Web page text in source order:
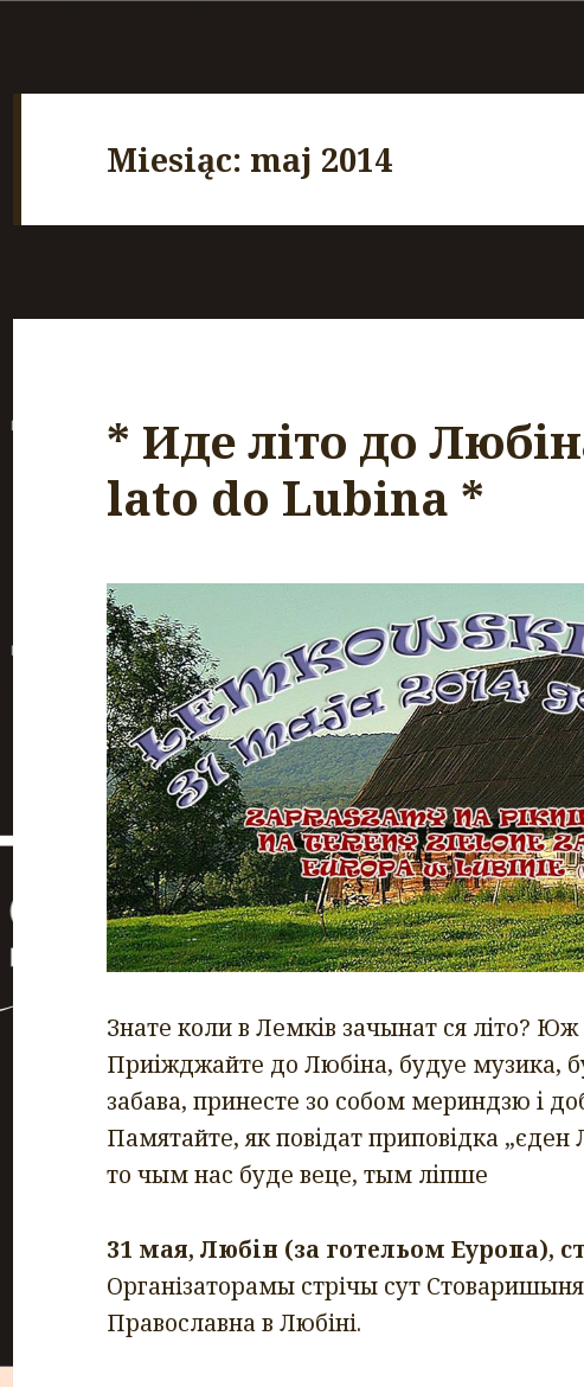
Miesiąc: maj 2014
* Иде літо до
lato do Lubina *
Знате коли в Лемків зачынат ся літо? Юж
Приіжджайте до Любіна, будуе музика,
забава, принесте зо собом мериндзю і
Памятайте, як повідат приповідка „єден
то чым нас буде веце, тым ліпше
31 мая, Любін (за готельом Еуропа),
Органiзаторамы стрiчы сут
Православна в Любiнi.